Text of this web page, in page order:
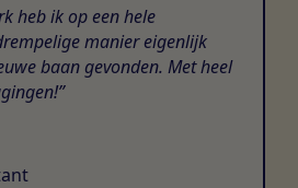
heb ik op een hele
manier eigenlijk
baan gevonden. Met heel